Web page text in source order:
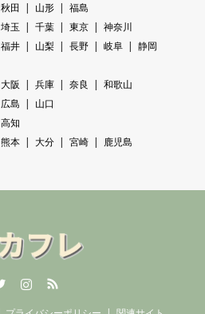
秋田 山形
福島
埼玉 千葉 東京
神奈川
福井 山梨 長野 岐阜
静岡
大阪 兵庫 奈良
和歌山
広島
山口
高知
熊本 大分 宮崎
鹿児島